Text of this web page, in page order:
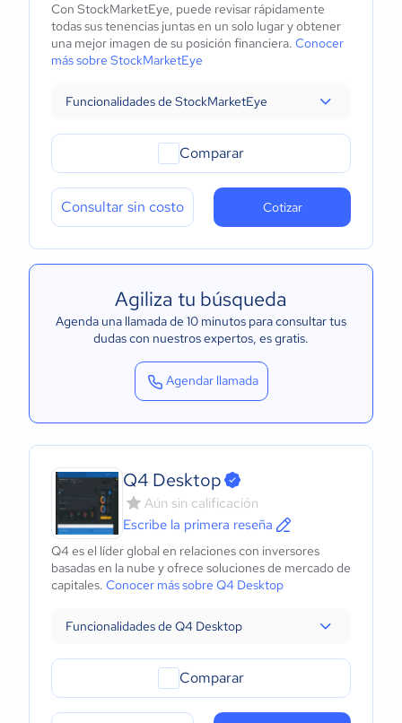
Con StockMarketEye, puede revisar rápidamente
todas sus tenencias juntas en un solo lugar y obtener
una mejor imagen de su posición financiera. Conocer
más sobre StockMarketEye
Funcionalidades de StockMarketEye
Comparar
Consultar sin costo Cotizar
Agiliza tu búsqueda
Agenda una llamada de 10 minutos para consultar tus
dudas con nuestros expertos, es gratis.
Agendar llamada
Q4 Desktop
Aún sin calificación
Escribe la primera reseña
Q4 es el líder global en relaciones con inversores
basadas en la nube y ofrece soluciones de mercado de
capitales. Conocer más sobre Q4 Desktop
Funcionalidades de Q4 Desktop
Comparar